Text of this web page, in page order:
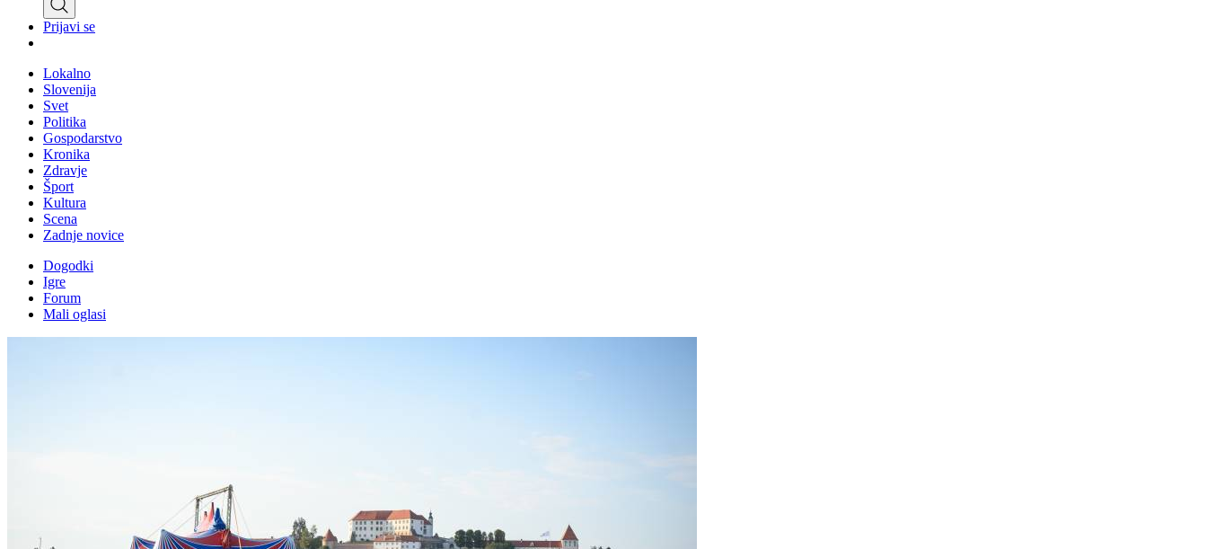
Prijavi se
Lokalno
Slovenija
Svet
Politika
Gospodarstvo
Kronika
Zdravje
Šport
Kultura
Scena
Zadnje novice
Dogodki
Igre
Forum
Mali oglasi